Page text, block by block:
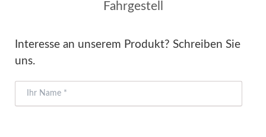
Fahrgestell
Interesse an unserem Produkt? Schreiben Sie
uns.